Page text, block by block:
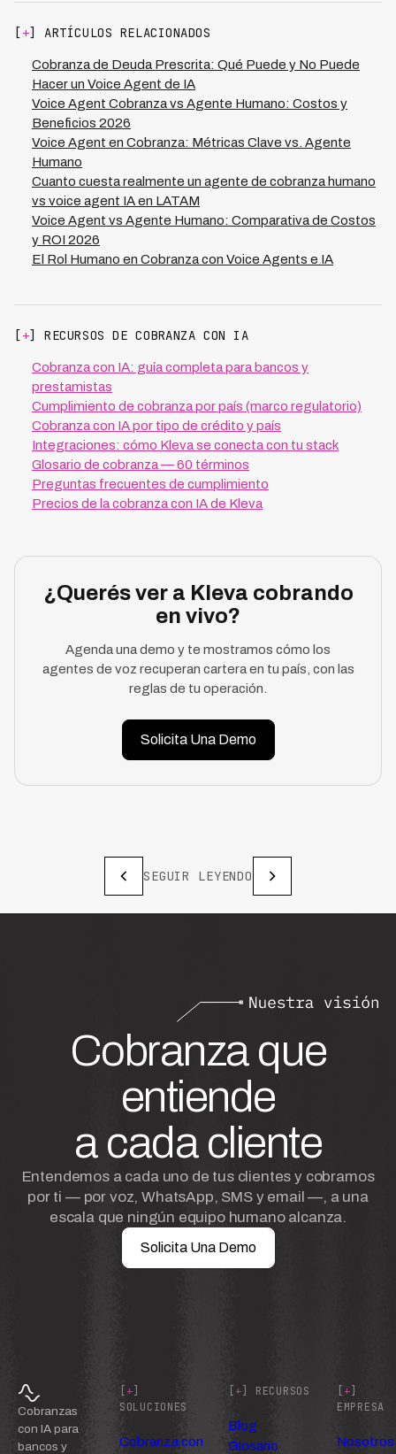
tomaría con personal tradicional.
segmento de deudores. Los agentes humanos requieren
capacitación periódica costosa, con resultados
de habilidades con el tiempo. Nuestros voice agents en
Kleva identifican patrones de éxito en 7 países LATAM y
aplican esas lecciones instantáneamente a todos los
casos, generando una tasa de recuperación del 73%
que se mejora día a día sin inversión adicional en
entrenamiento.
[ +] ARTÍCULOS RELACIONADOS
Cobranza de Deuda Prescrita: Qué Puede y No Puede
Hacer un Voice Agent de IA
Voice Agent Cobranza vs Agente Humano: Costos y
Beneficios 2026
Voice Agent en Cobranza: Métricas Clave vs. Agente
Humano
Cuanto cuesta realmente un agente de cobranza humano
vs voice agent IA en LATAM
Voice Agent vs Agente Humano: Comparativa de Costos
y ROI 2026
El Rol Humano en Cobranza con Voice Agents e IA
[ +] RECURSOS DE COBRANZA CON IA
Cobranza con IA: guía completa para bancos y
prestamistas
Cumplimiento de cobranza por país (marco regulatorio)
Cobranza con IA por tipo de crédito y país
Integraciones: cómo Kleva se conecta con tu stack
Glosario de cobranza — 60 términos
Preguntas frecuentes de cumplimiento
Precios de la cobranza con IA de Kleva
¿Querés ver a Kleva cobrando
en vivo?
Agenda una demo y te mostramos cómo los
agentes de voz recuperan cartera en tu país, con las
reglas de tu operación.
Solicita Una Demo
SEGUIR LEYENDO
Cobranza que
entiende
a cada cliente
Entendemos a cada uno de tus clientes y cobramos
por ti — por voz, WhatsApp, SMS y email —, a una
escala que ningún equipo humano alcanza.
Solicita Una Demo
Cobranzas
con IA para
bancos y
[+]
SOLUCIONES
Cobranza con
[+] RECURSOS
Blog
Glosario
[+]
EMPRESA
Nosotros